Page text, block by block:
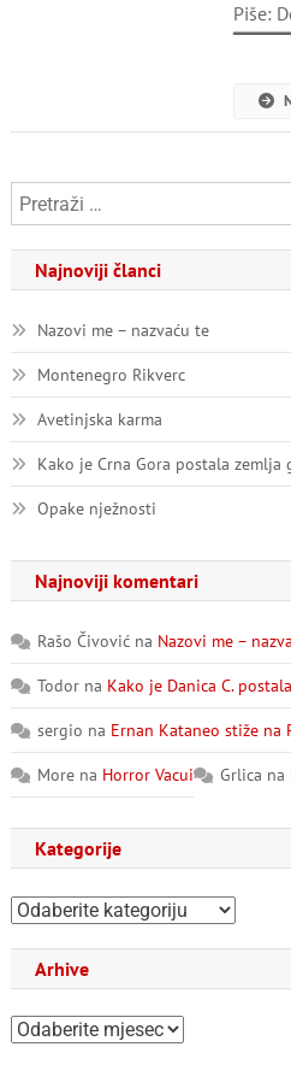
Piše:
Najnoviji članci
Nazovi me – nazvaću te
Montenegro Rikverc
Avetinjska karma
Kako je Crna Gora postala
Opake nježnosti
Najnoviji komentari
Rašo Čivovićna Nazovi me –
Todorna Kako je Danica C.
sergio na Ernan Kataneo stiže na
Morena Horror Vacui Grlica na
Kategorije
Kategorije
Arhive
Arhive